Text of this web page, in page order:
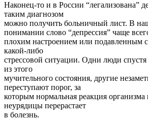
Наконец-то и в России “легализована”
таким диагнозом
можно получить больничный лист. В
понимании слово “депрессия” чаще
плохим настроением или подавленным
какой-либо
стрессовой ситуации. Одни люди спустя
из этого
мучительного состояния, другие
переступают порог, за
которым нормальная реакция
неурядицы перерастает
в болезнь.